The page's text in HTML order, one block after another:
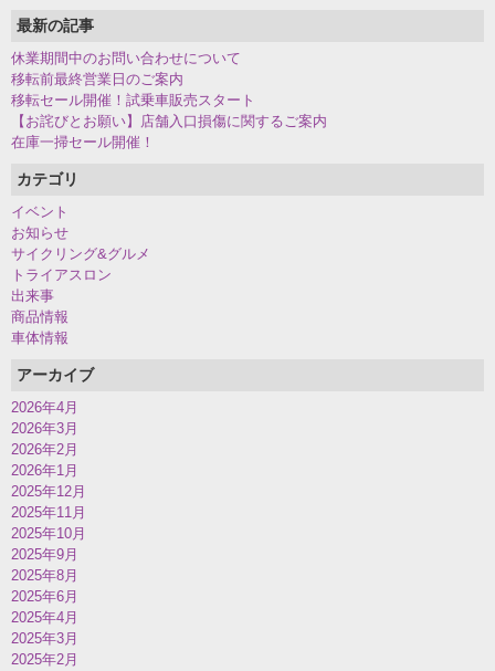
最新の記事
休業期間中のお問い合わせについて
移転前最終営業日のご案内
移転セール開催！試乗車販売スタート
【お詫びとお願い】店舗入口損傷に関するご案内
在庫一掃セール開催！
カテゴリ
イベント
お知らせ
サイクリング&グルメ
トライアスロン
出来事
商品情報
車体情報
アーカイブ
2026年4月
2026年3月
2026年2月
2026年1月
2025年12月
2025年11月
2025年10月
2025年9月
2025年8月
2025年6月
2025年4月
2025年3月
2025年2月